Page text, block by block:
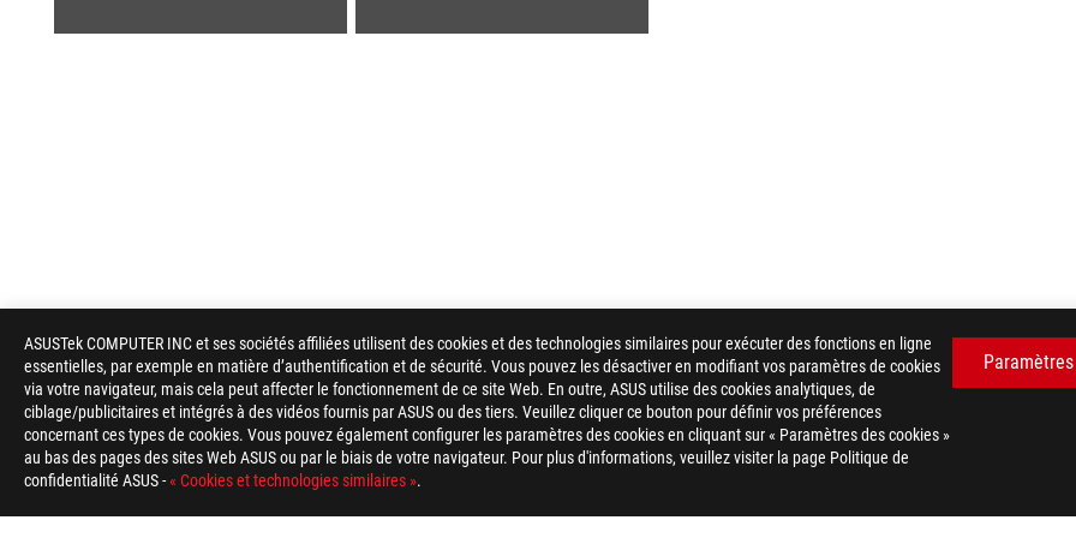
ASUSTek COMPUTER INC et ses sociétés affiliées utilisent des cookies et des technologies similaires pour exécuter des fonctions en ligne
essentielles, par exemple en matière d’authentification et de sécurité. Vous pouvez les désactiver en modifiant vos paramètres de cookies
via votre navigateur, mais cela peut affecter le fonctionnement de ce site Web. En outre, ASUS utilise des cookies analytiques, de
ciblage/publicitaires et intégrés à des vidéos fournis par ASUS ou des tiers. Veuillez cliquer ce bouton pour définir vos préférences
concernant ces types de cookies. Vous pouvez également configurer les paramètres des cookies en cliquant sur « Paramètres des cookies »
au bas des pages des sites Web ASUS ou par le biais de votre navigateur. Pour plus d'informations, veuillez visiter la page Politique de
confidentialité ASUS -« Cookies et technologies similaires ».
ASUS
Footer
> GAMING CARTES MÈRES > CARTES MÈRES FILTER > ROG STRIX B450-I GAMING GALLERY